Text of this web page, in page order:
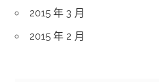
2015 年 3 月
2015 年 2 月